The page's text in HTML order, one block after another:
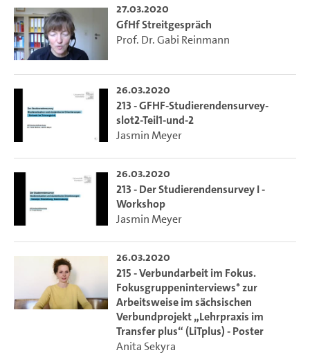
27.03.2020
GfHf Streitgespräch
Prof. Dr. Gabi Reinmann
26.03.2020
213 - GFHF-Studierendensurvey-
slot2-Teil1-und-2
Jasmin Meyer
26.03.2020
213 - Der Studierendensurvey I -
Workshop
Jasmin Meyer
26.03.2020
215 - Verbundarbeit im Fokus.
Fokusgruppeninterviews* zur
Arbeitsweise im sächsischen
Verbundprojekt „Lehrpraxis im
Transfer plus“ (LiTplus) - Poster
Anita Sekyra